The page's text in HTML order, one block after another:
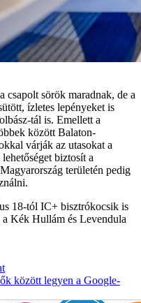
csapolt sörök maradnak, de a
ízletes lepényeket is
tál is. Emellett a
között Balaton-
várják az utasokat a
biztosít a
területén pedig
18-tól IC+ bisztrókocsik is
Kék Hullám és Levendula
között legyen a Google-